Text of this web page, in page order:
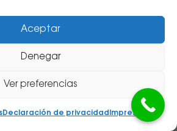
Aceptar
Denegar
Ver preferencias
Declaración de privacidad Impressum
SALVO EN
un equipo de especialistas
expertos en diferentes